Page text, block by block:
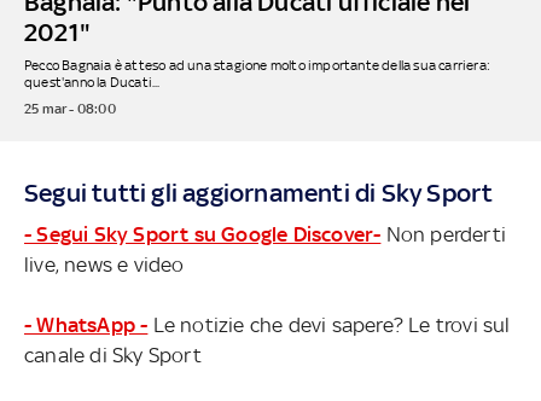
2021"
Pecco Bagnaia è atteso ad una stagione molto importante della sua carriera:
quest'anno la Ducati...
25 mar - 08:00
Segui tutti gli aggiornamenti di Sky Sport
- Segui Sky Sport su Google Discover- Non perderti
live, news e video
- WhatsApp - Le notizie che devi sapere? Le trovi sul
canale di Sky Sport